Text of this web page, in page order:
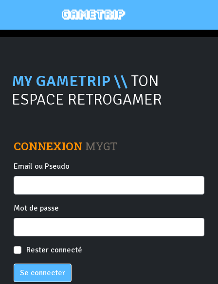
MY GAMETRIP \\ TON
ESPACE RETROGAMER
CONNEXION MYGT
Email ou Pseudo
Mot de passe
Rester connecté
Se connecter